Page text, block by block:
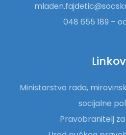
048 655 189 –
Ministarstvo rada,
socijalne
Pravobranitelj za